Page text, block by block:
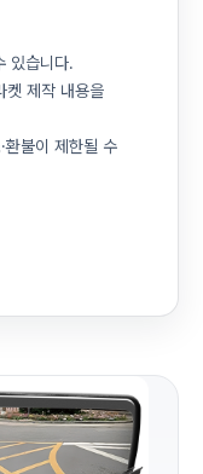
있습니다.
켓 제작 내용을
환불이 제한될 수